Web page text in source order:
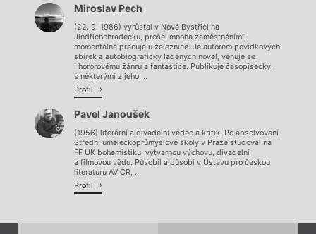
Načítá se.
Miroslav Pech
(22. 9. 1986) vyrůstal v Nové Bystřici na
Jindřichohradecku, prošel mnoha zaměstnáními,
momentálně pracuje u železnice. Je autorem povídkových
sbírek a autobiograficky laděných novel, věnuje se
i hororovému žánru a fantastice. Publikuje časopisecky,
s některými z jeho ...
Profil
Pavel Janoušek
(1956) literární a divadelní vědec a kritik. Po absolvování
Střední uměleckoprůmyslové školy v Praze studoval na
FF UK bohemistiku, výtvarnou výchovu, divadelní
a filmovou vědu. Působil a působí v Ústavu pro českou
literaturu AV ČR, ...
Profil